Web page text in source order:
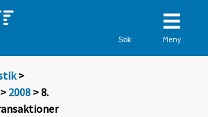
Sök Meny
>
2008 > 8.